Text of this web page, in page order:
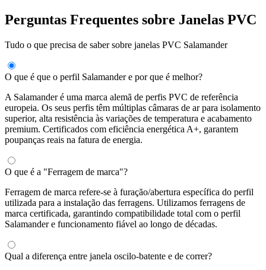
Perguntas Frequentes sobre Janelas PVC
Tudo o que precisa de saber sobre janelas PVC Salamander
O que é que o perfil Salamander e por que é melhor?
A Salamander é uma marca alemã de perfis PVC de referência
europeia. Os seus perfis têm múltiplas câmaras de ar para isolamento
superior, alta resistência às variações de temperatura e acabamento
premium. Certificados com eficiência energética A+, garantem
poupanças reais na fatura de energia.
O que é a "Ferragem de marca"?
Ferragem de marca refere-se à furação/abertura específica do perfil
utilizada para a instalação das ferragens. Utilizamos ferragens de
marca certificada, garantindo compatibilidade total com o perfil
Salamander e funcionamento fiável ao longo de décadas.
Qual a diferença entre janela oscilo-batente e de correr?